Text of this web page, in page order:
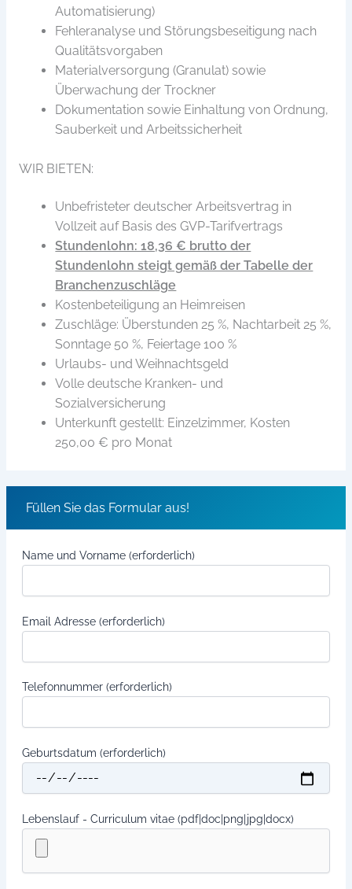
Automatisierung)
Fehleranalyse und Störungsbeseitigung nach
Qualitätsvorgaben
Materialversorgung (Granulat) sowie
Überwachung der Trockner
Dokumentation sowie Einhaltung von Ordnung,
Sauberkeit und Arbeitssicherheit
WIR BIETEN:
Unbefristeter deutscher Arbeitsvertrag in
Vollzeit auf Basis des GVP-Tarifvertrags
Stundenlohn: 18,36 € brutto der
Stundenlohn steigt gemäß der Tabelle der
Branchenzuschläge
Kostenbeteiligung an Heimreisen
Zuschläge: Überstunden 25 %, Nachtarbeit 25 %,
Sonntage 50 %, Feiertage 100 %
Urlaubs- und Weihnachtsgeld
Volle deutsche Kranken- und
Sozialversicherung
Unterkunft gestellt: Einzelzimmer, Kosten
250,00 € pro Monat
Füllen Sie das Formular aus!
Name und Vorname (erforderlich)
Email Adresse (erforderlich)
Telefonnummer (erforderlich)
Geburtsdatum (erforderlich)
Lebenslauf - Curriculum vitae (pdf|doc|png|jpg|docx)